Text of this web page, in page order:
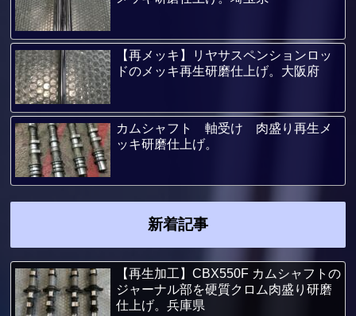
【再メッキ】リヤサスペンションロッ
ドのメッキ再生研磨仕上げ。大阪府
カムシャフト 軸受け 肉盛り再生メ
ッキ研磨仕上げ。
新着記事
【再生加工】CBX550F カムシャフトの
ジャーナル部を硬質クロム肉盛り研磨
仕上げ。兵庫県